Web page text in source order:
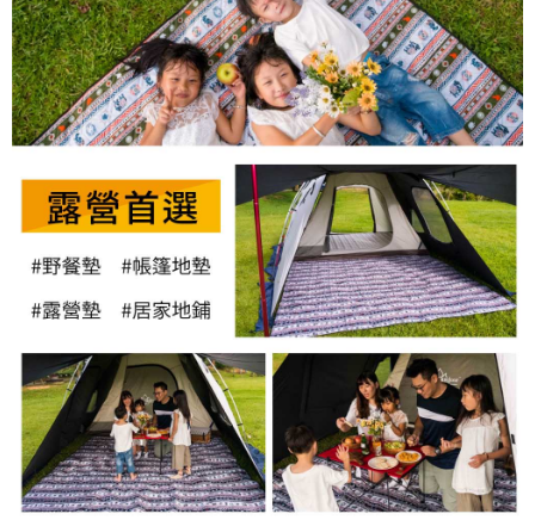
【注意事項】
１．透過由恩沛科技股份有限公司提供之「AFTEE先享後付」服務完成之交
易，需依本服務之必要範圍內提供個人資料，並將交易相關給付款項請求債
權轉讓予恩沛科技股份有限公司。
２．關於個人資料處理事宜，請瀏覽以下網址：
https://aftee.tw/terms/#terms3
３．未成年的使用者請事先徵得法定代理人或監護人之同意方可使用
「AFTEE先享後付」，若未經同意申辦者引起之損失，本公司不負相關責
任。
４．使用「AFTEE先享後付」時，將依據個別帳號之用戶狀況，依本公司即
時審查核予不同之上限額度；若仍有額度不足之情形，本公司將視審查結果
請求用戶進行身份認證。
５．嚴禁一人註冊多個帳號或使用他人資訊註冊。若發現惡意使用之情形，
恩沛科技股份有限公司將有權停止該用戶之使用額度並採取法律行動。